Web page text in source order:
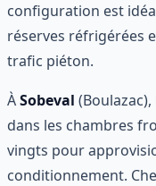
configuration est
réserves réfrigérées
trafic piéton.
ÀSobeval
dans les chambres
vingts pour
conditionnement.